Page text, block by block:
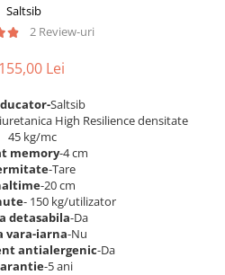
Saltsib
2 Review-uri
Lei
Saltsib
High Resilience densitate
45 kg/mc
memory-4 cm
-Tare
-20 cm
- 150 kg/utilizator
detasabila-Da
vara-iarna-Nu
antialergenic-Da
-5 ani